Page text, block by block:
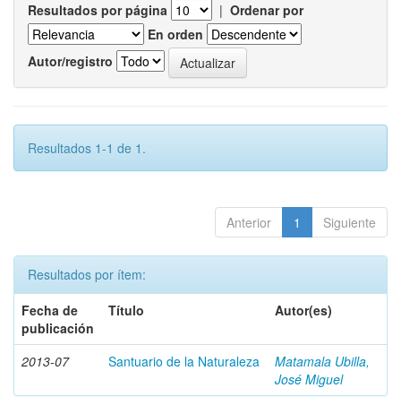
Resultados por página | Ordenar por
En orden
Autor/registro
Resultados 1-1 de 1.
Anterior 1 Siguiente
Resultados por ítem:
Fecha de
publicación
Título Autor(es)
2013-07 Santuario de la Naturaleza
Matamala Ubilla,
José Miguel